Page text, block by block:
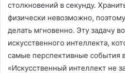
столкновений в секунду.
физически невозможно,
делать мгновенно. Эту задачу
искусственного интеллекта,
самые перспективные события
«Искусственный интеллект не